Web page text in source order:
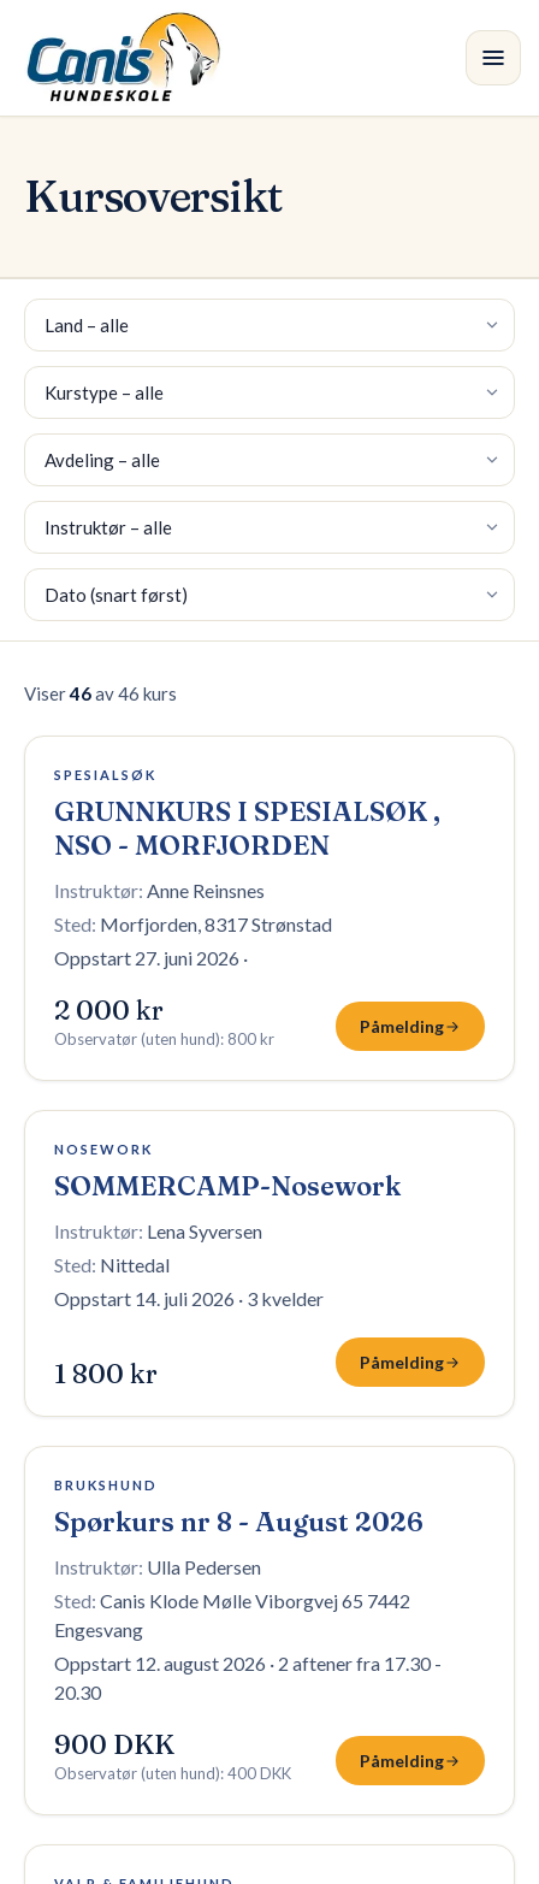
Hopp til hovedinnhold
Kurs
Instruktører
Butikk
Blogg
🇳🇴NO
Kursoversikt
Land
Kurstype
Avdeling
Instruktør
Sortering
Viser46av 46 kurs
3 plasser igjen
SPESIALSØK
GRUNNKURS I SPESIALSØK ,
NSO - MORFJORDEN
Instruktør: Anne Reinsnes
Sted: Morfjorden, 8317 Strønstad
Oppstart 27. juni 2026 ·
2 000 kr
Observatør (uten hund): 800 kr
Påmelding
Påmelding stengt
NOSEWORK
SOMMERCAMP-Nosework
Instruktør: Lena Syversen
Sted: Nittedal
Oppstart 14. juli 2026 · 3 kvelder
1 800 kr Påmelding
2 plasser igjen
BRUKSHUND
Spørkurs nr 8 - August 2026
Instruktør: Ulla Pedersen
Sted: Canis Klode Mølle Viborgvej 65 7442
Engesvang
Oppstart 12. august 2026 · 2 aftener fra 17.30 -
20.30
900 DKK
Observatør (uten hund):400 DKK
Påmelding
12 plasser igjen